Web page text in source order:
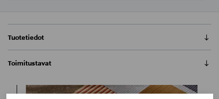
Tuotetiedot
Windsor-tuolissa yhdistyy ruokapöydäntuolin ja
käsinojat tekevät tuolista erityisen mukavan istua.
Toimitustavat
Toimitusaika 10-12 viikkoa